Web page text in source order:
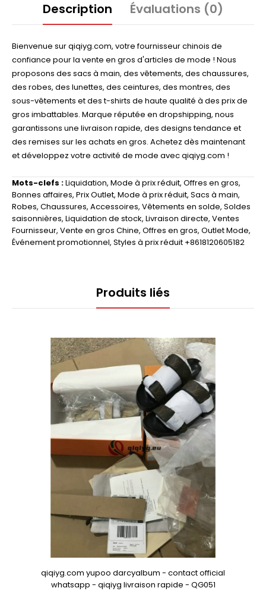
Description Évaluations (0)
Bienvenue sur qiqiyg.com, votre fournisseur chinois de
confiance pour la vente en gros d'articles de mode ! Nous
proposons des sacs à main, des vêtements, des chaussures,
des robes, des lunettes, des ceintures, des montres, des
sous-vêtements et des t-shirts de haute qualité à des prix de
gros imbattables. Marque réputée en dropshipping, nous
garantissons une livraison rapide, des designs tendance et
des remises sur les achats en gros. Achetez dès maintenant
et développez votre activité de mode avec qiqiyg.com !
Mots-clefs :Liquidation, Mode à prix réduit, Offres en gros,
Bonnes affaires, Prix Outlet, Mode à prix réduit, Sacs à main,
Robes, Chaussures, Accessoires, Vêtements en solde, Soldes
saisonnières, Liquidation de stock, Livraison directe, Ventes
Fournisseur, Vente en gros Chine, Offres en gros, Outlet Mode,
Événement promotionnel, Styles à prix réduit +8618120605182
Produits liés
qiqiyg.com yupoo darcyalbum - contact official
whatsapp - qiqiyg livraison rapide - QG051